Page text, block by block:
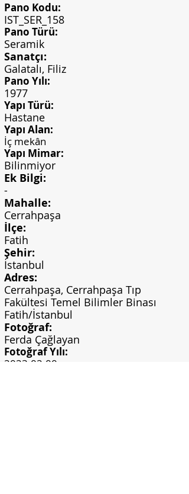
Pano Kodu:
IST_SER_158
Pano Türü:
Seramik
Sanatçı:
Galatalı, Filiz
Pano Yılı:
1977
Yapı Türü:
Hastane
Yapı Alan:
İç mekân
Yapı Mimar:
Bilinmiyor
Ek Bilgi:
-
Mahalle:
Cerrahpaşa
İlçe:
Fatih
Şehir:
İstanbul
Adres:
Cerrahpaşa, Cerrahpaşa Tıp
Fakültesi Temel Bilimler Binası
Fatih/İstanbul
Fotoğraf:
Ferda Çağlayan
Fotoğraf Yılı:
2023-02-00